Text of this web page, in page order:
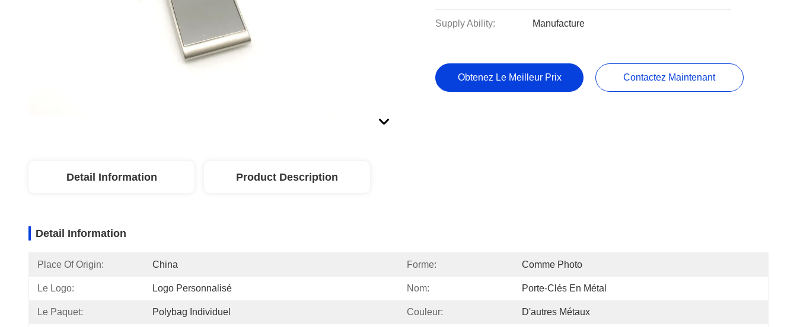
Supply Ability: Manufacture
Obtenez Le Meilleur Prix Contactez Maintenant
Detail Information Product Description
Detail Information
Place Of Origin: China Forme: Comme Photo
Le Logo: Logo Personnalisé Nom: Porte-Clés En Métal
Le Paquet: Polybag Individuel Couleur: D'autres Métaux